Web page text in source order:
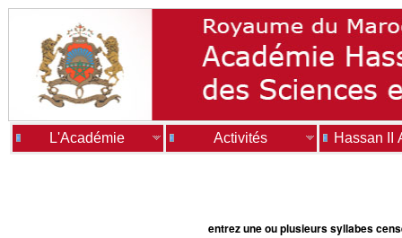
L'Académie Activités Hassan II
entrez une ou plusieurs syllabes